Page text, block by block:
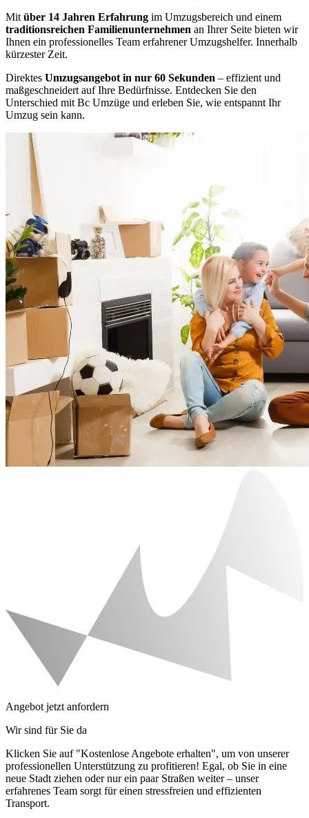
Mit über 14 Jahren Erfahrung im Umzugsbereich und einem
traditionsreichen Familienunternehmen an Ihrer Seite bieten wir
Ihnen ein professionelles Team erfahrener Umzugshelfer. Innerhalb
kürzester Zeit.
Direktes Umzugsangebot in nur 60 Sekunden – effizient und
maßgeschneidert auf Ihre Bedürfnisse. Entdecken Sie den
Unterschied mit Bc Umzüge und erleben Sie, wie entspannt Ihr
Umzug sein kann.
Angebot jetzt anfordern
Wir sind für Sie da
Klicken Sie auf "Kostenlose Angebote erhalten", um von unserer
professionellen Unterstützung zu profitieren! Egal, ob Sie in eine
neue Stadt ziehen oder nur ein paar Straßen weiter – unser
erfahrenes Team sorgt für einen stressfreien und effizienten
Transport.